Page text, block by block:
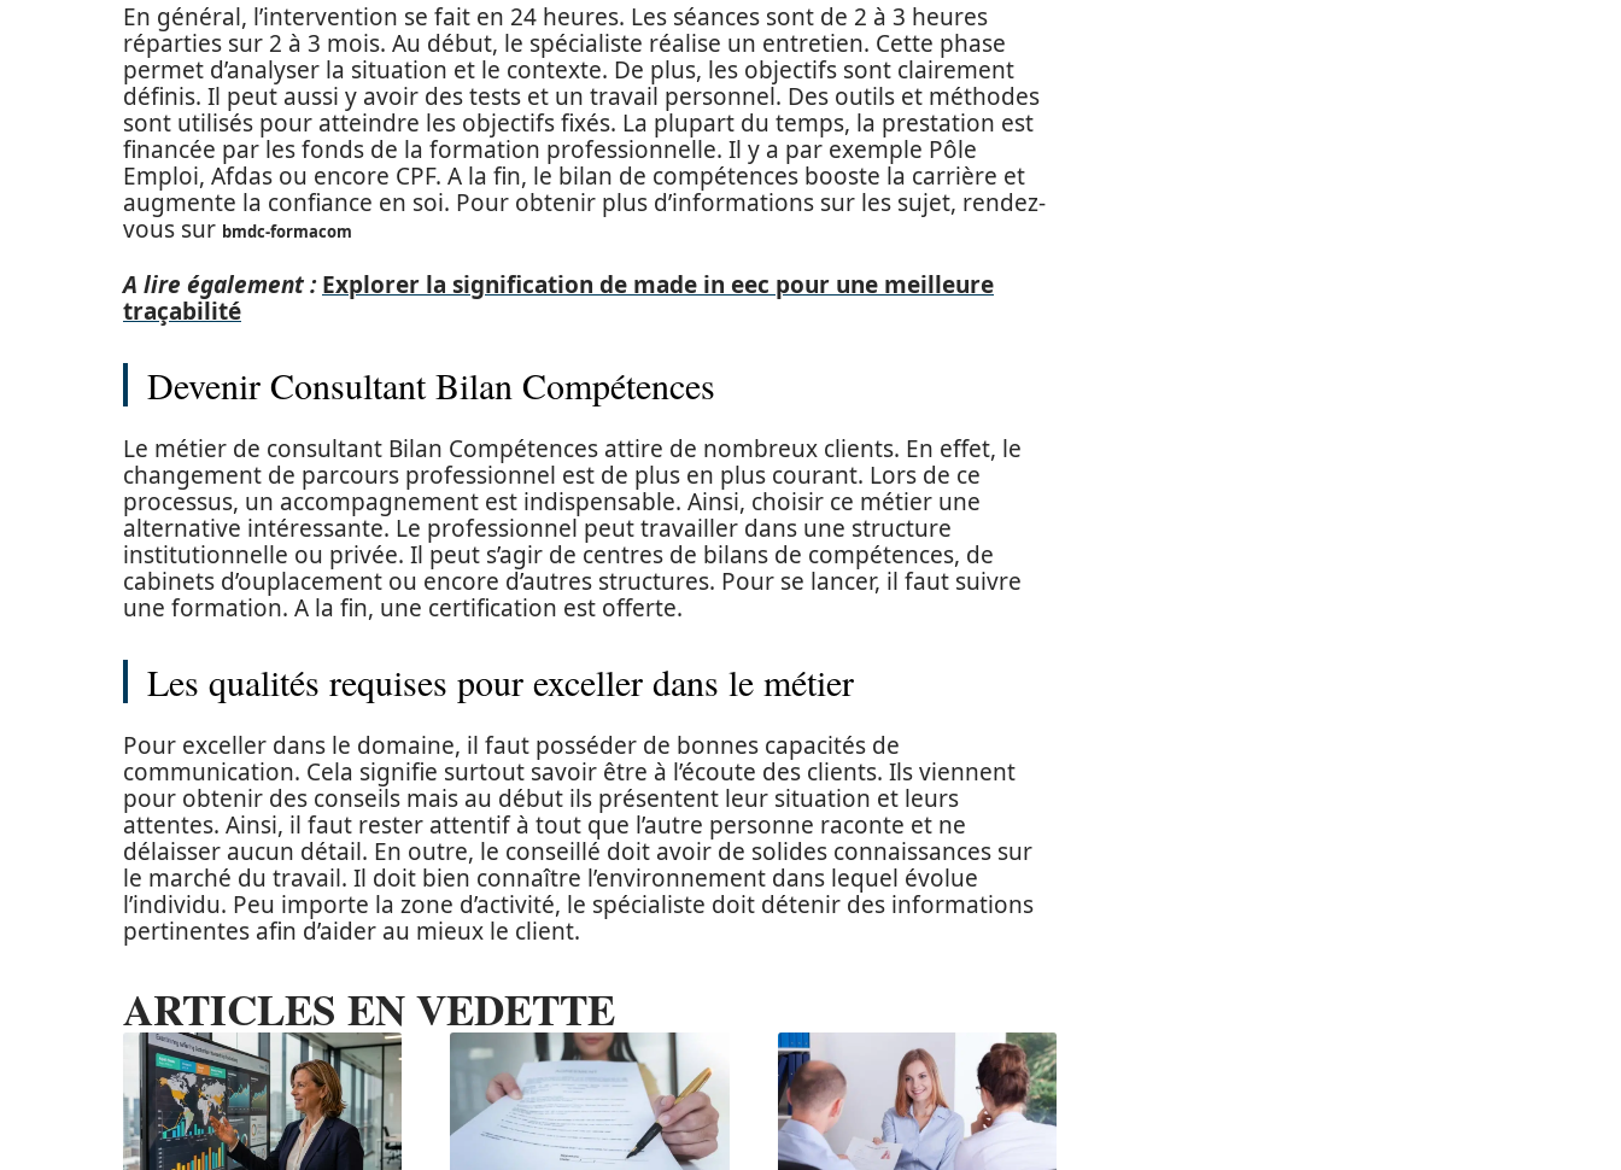
En général, l’intervention se fait en 24 heures. Les séances sont de 2 à 3 heures
réparties sur 2 à 3 mois. Au début, le spécialiste réalise un entretien. Cette phase
permet d’analyser la situation et le contexte. De plus, les objectifs sont clairement
définis. Il peut aussi y avoir des tests et un travail personnel. Des outils et méthodes
sont utilisés pour atteindre les objectifs fixés. La plupart du temps, la prestation est
financée par les fonds de la formation professionnelle. Il y a par exemple Pôle
Emploi, Afdas ou encore CPF. A la fin, le bilan de compétences booste la carrière et
augmente la confiance en soi. Pour obtenir plus d’informations sur les sujet, rendez-
vous sur bmdc-formacom
A lire également : Explorer la signification de made in eec pour une meilleure
traçabilité
Devenir Consultant Bilan Compétences
Le métier de consultant Bilan Compétences attire de nombreux clients. En effet, le
changement de parcours professionnel est de plus en plus courant. Lors de ce
processus, un accompagnement est indispensable. Ainsi, choisir ce métier une
alternative intéressante. Le professionnel peut travailler dans une structure
institutionnelle ou privée. Il peut s’agir de centres de bilans de compétences, de
cabinets d’ouplacement ou encore d’autres structures. Pour se lancer, il faut suivre
une formation. A la fin, une certification est offerte.
Les qualités requises pour exceller dans le métier
Pour exceller dans le domaine, il faut posséder de bonnes capacités de
communication. Cela signifie surtout savoir être à l’écoute des clients. Ils viennent
pour obtenir des conseils mais au début ils présentent leur situation et leurs
attentes. Ainsi, il faut rester attentif à tout que l’autre personne raconte et ne
délaisser aucun détail. En outre, le conseillé doit avoir de solides connaissances sur
le marché du travail. Il doit bien connaître l’environnement dans lequel évolue
l’individu. Peu importe la zone d’activité, le spécialiste doit détenir des informations
pertinentes afin d’aider au mieux le client.
ARTICLES EN VEDETTE